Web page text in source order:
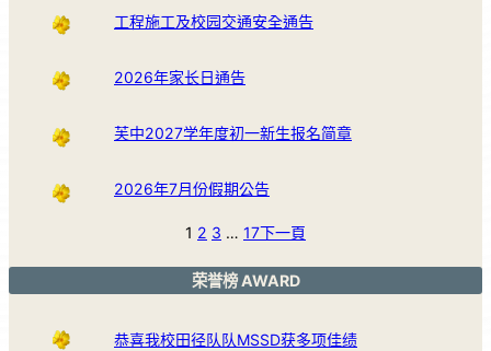
工程施工及校园交通安全通告
2026年家长日通告
芙中2027学年度初一新生报名简章
2026年7月份假期公告
1 2 3 … 17下一頁
荣誉榜 AWARD
恭喜我校田径队队MSSD获多项佳绩